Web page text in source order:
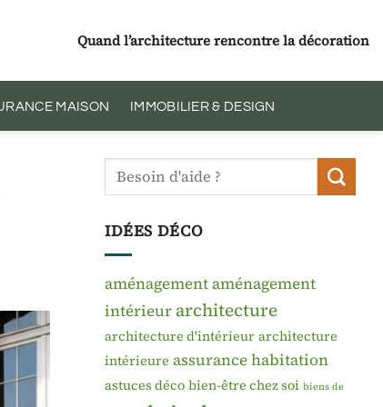
Quand l’architecture rencontre la décoration
MAISON IMMOBILIER & DESIGN
IDÉES DÉCO
aménagementaménagement
intérieur architecture
architecture d'intérieur architecture
intérieure assurance habitation
astuces déco bien-être chez soi biens de